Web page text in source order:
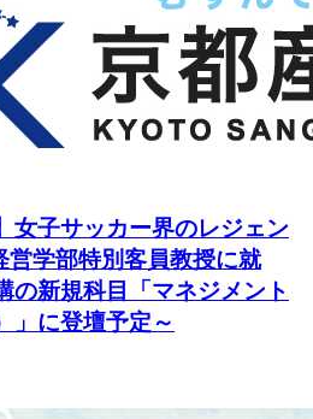
女子サッカー界のレジェン
営学部特別客員教授に就
の新規科目「マネジメント
」に登壇予定～